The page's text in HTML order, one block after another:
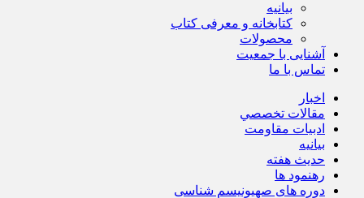
بيانيه
کتابخانه و معرفی کتاب
محصولات
آشنایی با جمعیت
تماس با ما
اخبار
مقالات تخصصي
ادبيات مقاومت
بيانيه
حديث هفته
رهنمود ها
دوره های صهیونیسم شناسی